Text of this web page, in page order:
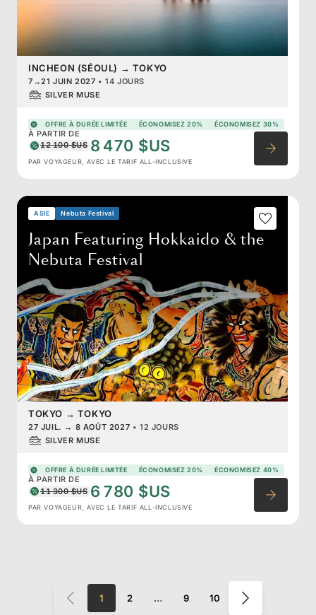
INCHEON (SÉOUL) → TOKYO
7 →21 JUIN 2027 •14 JOURS
SILVER MUSE
OFFRE À DURÉE LIMITÉE ÉCONOMISEZ 20% ÉCONOMISEZ 30%
À PARTIR DE
12 100 $US 8 470 $US
PAR VOYAGEUR, AVEC LE TARIF ALL-INCLUSIVE
ASIE Nebuta Festival
Japan Featuring Hokkaido & the
Nebuta Festival
TOKYO → TOKYO
27 JUIL. → 8 AOÛT 2027 •12 JOURS
SILVER MUSE
OFFRE À DURÉE LIMITÉE ÉCONOMISEZ 20% ÉCONOMISEZ 40%
À PARTIR DE
11 300 $US 6 780 $US
PAR VOYAGEUR, AVEC LE TARIF ALL-INCLUSIVE
1 2 … 9 10